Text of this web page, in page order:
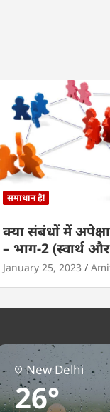
समाधान है!
क्या संबंधों में
– भाग-2 (स्वार्थ
January 25, 2023
New Delhi
26°